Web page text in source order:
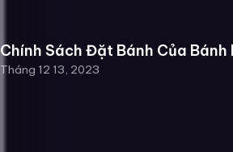
Chính Sách Đặt Bánh Của Bánh
Tháng 12 13, 2023